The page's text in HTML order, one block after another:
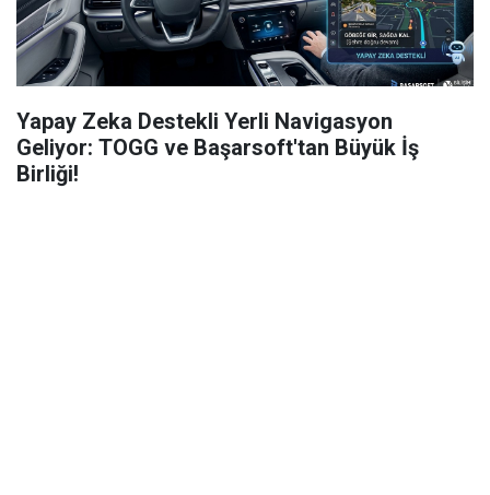
Yapay Zeka Destekli Yerli Navigasyon
Geliyor: TOGG ve Başarsoft'tan Büyük İş
Birliği!